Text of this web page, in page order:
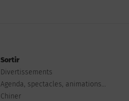
Sortir
Divertissements
Agenda, spectacles, animations...
Chiner